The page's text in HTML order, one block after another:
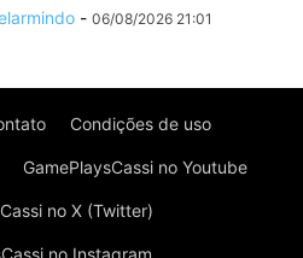
- 06/08/2026 21:01
Condições de uso
GamePlaysCassi no Youtube
no X (Twitter)
no Instagram